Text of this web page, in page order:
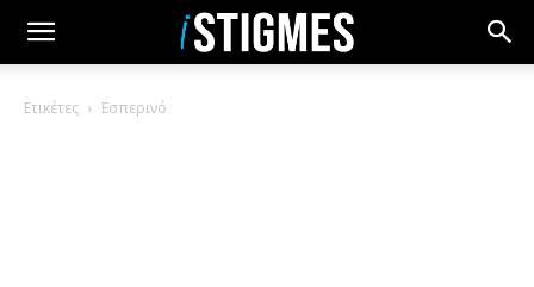
Ετικέτες Εσπερινό